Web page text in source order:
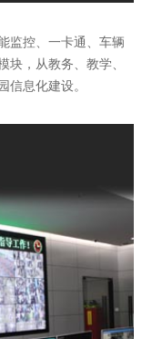
底座——富
中心动力
监控、一卡通、车辆
块，从教务、教学、
信息化建设。